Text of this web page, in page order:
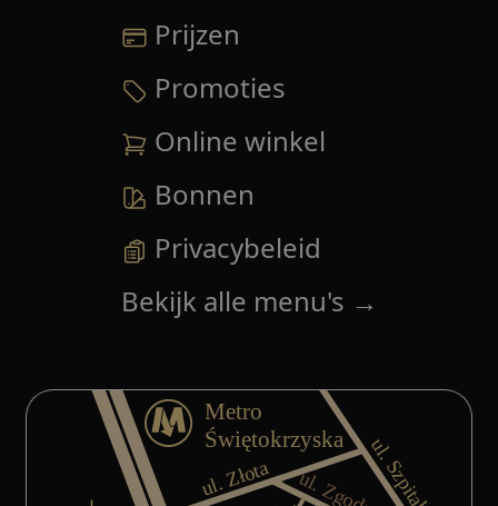
Prijzen
Promoties
Online winkel
Bonnen
Privacybeleid
Bekijk alle menu's →